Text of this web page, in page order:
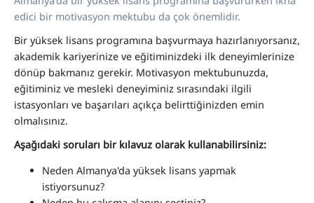
edici bir motivasyon mektubu da çok önemlidir.
Bir yüksek lisans programına başvurmaya hazırlanıyorsanız,
akademik kariyerinize ve eğitiminizdeki ilk deneyimlerinize
dönüp bakmanız gerekir. Motivasyon mektubunuzda,
eğitiminiz ve mesleki deneyiminiz sırasındaki ilgili
istasyonları ve başarıları açıkça belirttiğinizden emin
olmalısınız.
Aşağıdaki soruları bir kılavuz olarak kullanabilirsiniz:
Neden Almanya'da yüksek lisans yapmak
istiyorsunuz?